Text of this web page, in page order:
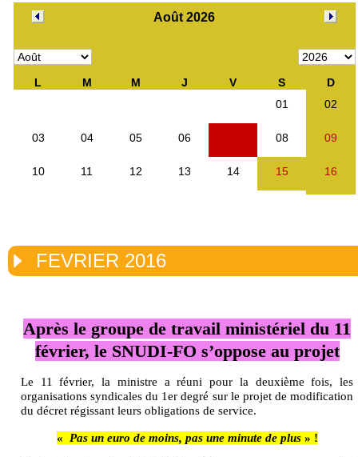
FEVRIER 2016
Après le groupe de travail ministériel du 11
février, le SNUDI-FO s’oppose au projet
Le 11 février, la ministre a réuni pour la deuxième fois, les
organisations syndicales du 1er degré sur le projet de modification
du décret régissant leurs obligations de service.
« Pas un euro de moins, pas une minute de plus» !